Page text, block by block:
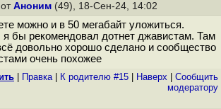
Аноним (49), 18-Сен-24, 14:02
можно и в 50 мегабайт уложиться.
бы рекомендовал дотнет джавистам. Там
довольно хорошо сделано и сообщество
очень похожее
Правка| К родителю #15 Наверх
Cообщить
модератору